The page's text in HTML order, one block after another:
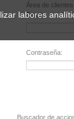
Área de clientes
Email:
Contraseña:
Buscador de
labores